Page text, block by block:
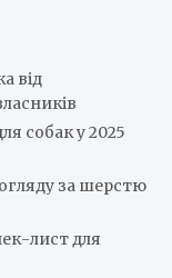
від
собак у 2025
за шерстю
лист для